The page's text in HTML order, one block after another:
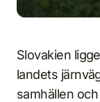
Slovakien
landets
samhällen